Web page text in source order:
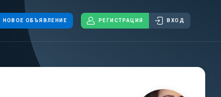
НОВОЕ ОБЪЯВЛЕНИЕ РЕГИСТРАЦИЯ ВХОД